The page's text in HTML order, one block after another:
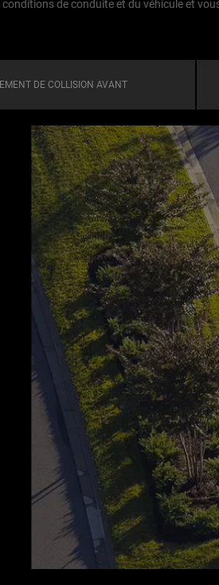
conditions de conduite et du véhicule et
DE COLLISION AVANT